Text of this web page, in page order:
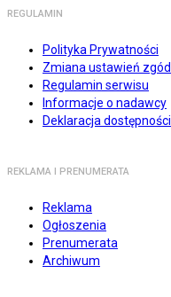
REGULAMIN
Polityka Prywatności
Zmiana ustawień zgód
Regulamin serwisu
Informacje o nadawcy
Deklaracja dostępności
REKLAMA I PRENUMERATA
Reklama
Ogłoszenia
Prenumerata
Archiwum